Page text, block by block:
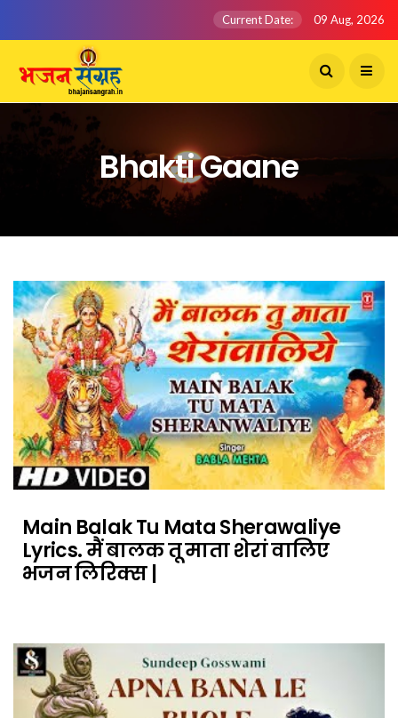
Current Date: 09 Aug, 2026
Bhakti Gaane
Main Balak Tu Mata Sherawaliye
Lyrics. मैं बालक तू माता शेरां वालिए
भजन लिरिक्स |